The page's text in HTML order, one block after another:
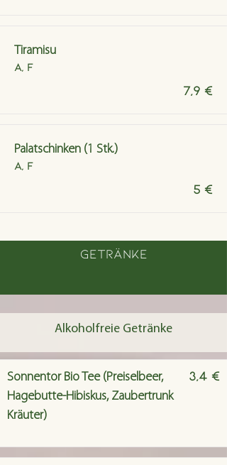
Tiramisu
A, F
7,9 €
Palatschinken (1 Stk.)
A, F
5 €
Getränke
Alkoholfreie Getränke
Sonnentor Bio Tee (Preiselbeer,
Hagebutte-Hibiskus, Zaubertrunk
Kräuter)
3,4 €